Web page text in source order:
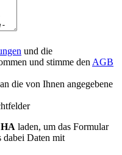
und die
und stimme den AGB
die von Ihnen angegebene
laden, um das Formular
dabei Daten mit